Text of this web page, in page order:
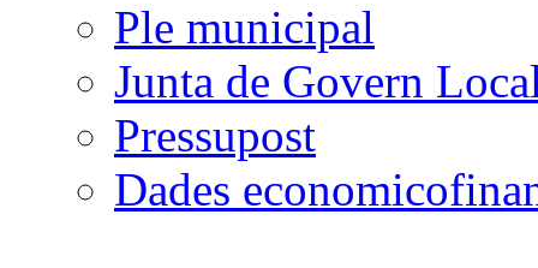
Ple municipal
Junta de Govern
Pressupost
Dades